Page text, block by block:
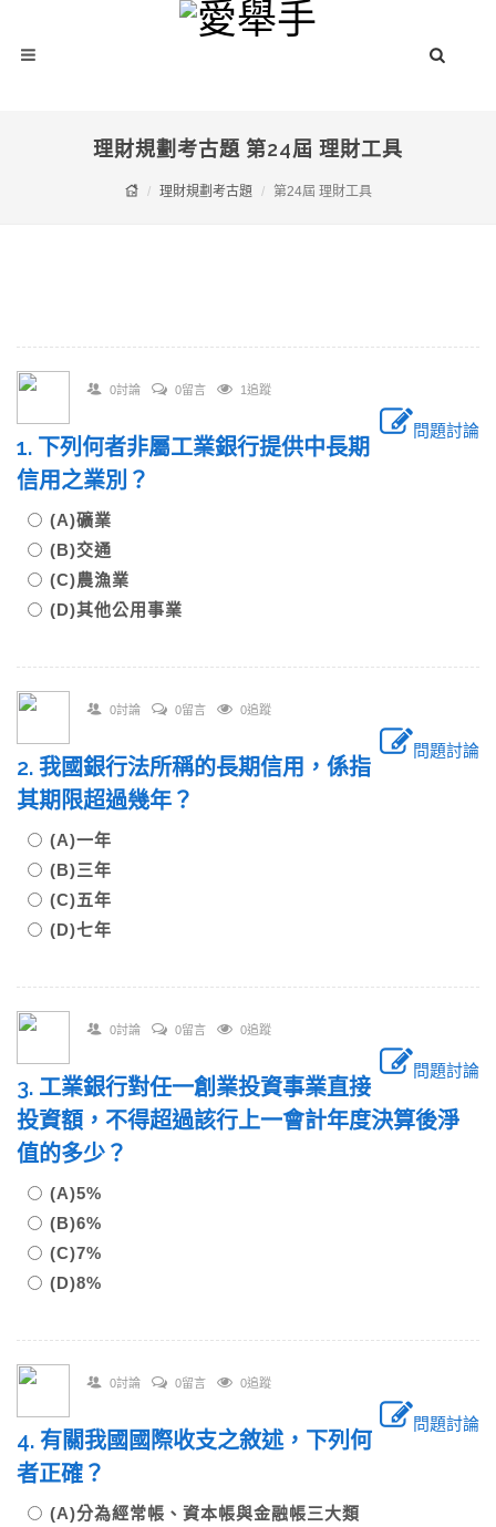
理財規劃考古題 第24屆 理財工具
理財規劃考古題 第24屆 理財工具
0討論 0留言 1追蹤
問題討論
1. 下列何者非屬工業銀行提供中長期
信用之業別？
(A)礦業
(B)交通
(C)農漁業
(D)其他公用事業
0討論 0留言 0追蹤
問題討論
2. 我國銀行法所稱的長期信用，係指
其期限超過幾年？
(A)一年
(B)三年
(C)五年
(D)七年
0討論 0留言 0追蹤
問題討論
3. 工業銀行對任一創業投資事業直接
投資額，不得超過該行上一會計年度決算後淨
值的多少？
(A)5%
(B)6%
(C)7%
(D)8%
0討論 0留言 0追蹤
問題討論
4. 有關我國國際收支之敘述，下列何
者正確？
(A)分為經常帳、資本帳與金融帳三大類